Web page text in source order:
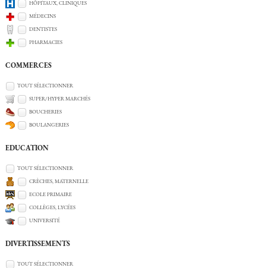
HÔPITAUX, CLINIQUES
MÉDECINS
DENTISTES
PHARMACIES
COMMERCES
TOUT SÉLECTIONNER
SUPER/HYPER MARCHÉS
BOUCHERIES
BOULANGERIES
EDUCATION
TOUT SÉLECTIONNER
CRÈCHES, MATERNELLE
ECOLE PRIMAIRE
COLLÈGES, LYCÉES
UNIVERSITÉ
DIVERTISSEMENTS
TOUT SÉLECTIONNER